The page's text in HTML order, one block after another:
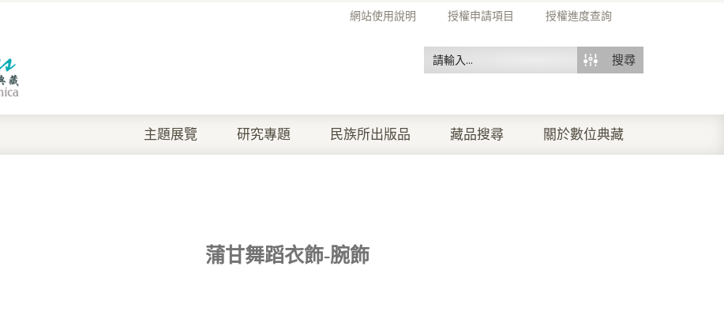
網站使用說明 授權申請項目 授權進度查詢
搜尋
主題展覽 研究專題 民族所出版品 藏品搜尋 關於數位典藏
蒲甘舞蹈衣飾-腕飾